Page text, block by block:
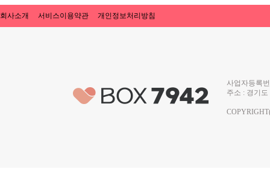
회사소개 서비스이용약관 개인정보처리방침
사업자등록
주소 : 경기